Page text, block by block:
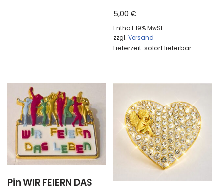
5,00€
Enthält 19% MwSt.
zzgl.Versand
Lieferzeit: sofort lieferbar
Pin WIR FEIERN DAS